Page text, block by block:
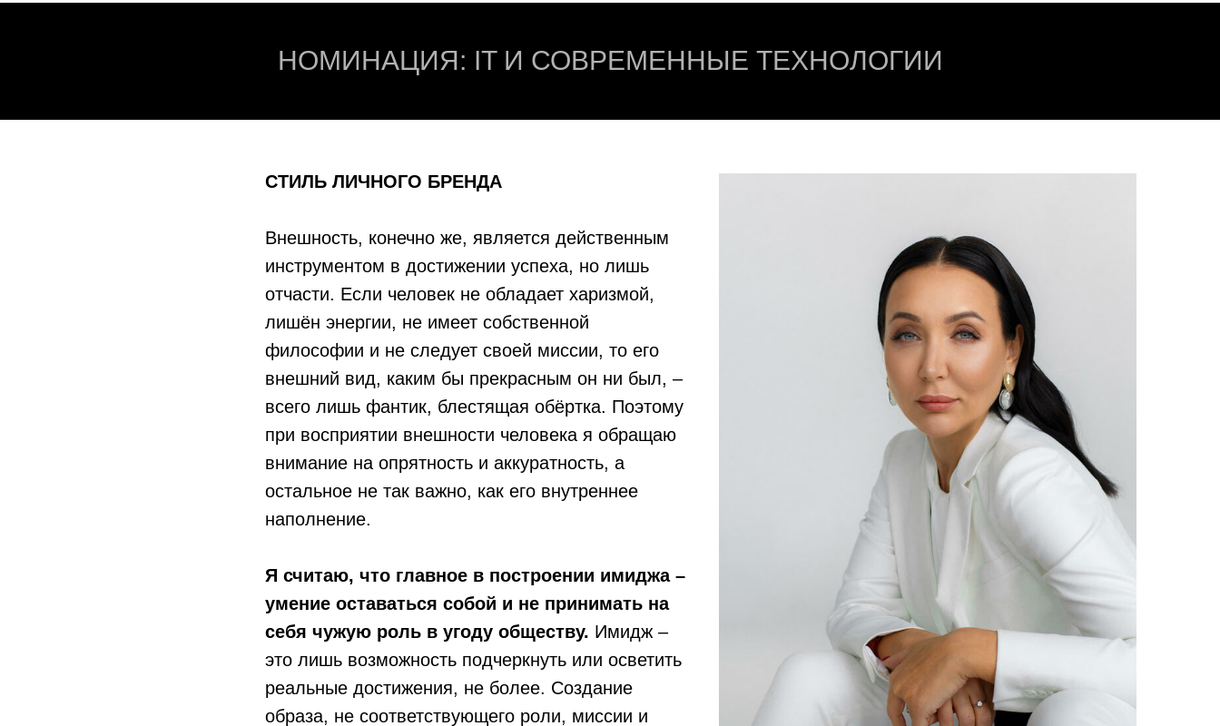
НОМИНАЦИЯ: IT И СОВРЕМЕННЫЕ ТЕХНОЛОГИИ
СТИЛЬ ЛИЧНОГО БРЕНДА
Внешность, конечно же, является действенным
инструментом в достижении успеха, но лишь
отчасти. Если человек не обладает харизмой,
лишён энергии, не имеет собственной
философии и не следует своей миссии, то его
внешний вид, каким бы прекрасным он ни был, –
всего лишь фантик, блестящая обёртка. Поэтому
при восприятии внешности человека я обращаю
внимание на опрятность и аккуратность, а
остальное не так важно, как его внутреннее
наполнение.
Я считаю, что главное в построении имиджа –
умение оставаться собой и не принимать на
себя чужую роль в угоду обществу. Имидж –
это лишь возможность подчеркнуть или осветить
реальные достижения, не более. Создание
образа, не соответствующего роли, миссии и